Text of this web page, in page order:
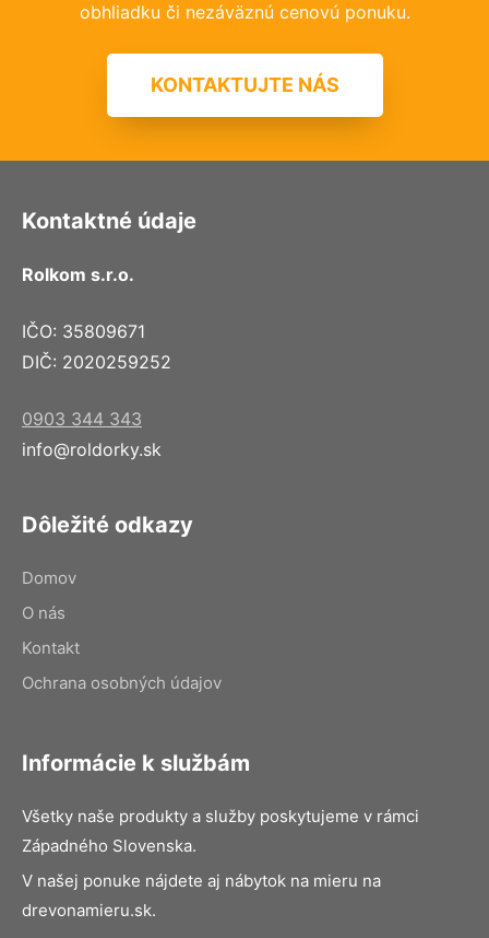
obhliadku či nezáväznú cenovú ponuku.
KONTAKTUJTE NÁS
Kontaktné údaje
Rolkom s.r.o.
IČO: 35809671
DIČ: 2020259252
0903 344 343
info@roldorky.sk
Dôležité odkazy
Domov
O nás
Kontakt
Ochrana osobných údajov
Informácie k službám
Všetky naše produkty a služby poskytujeme v rámci
Západného Slovenska.
V našej ponuke nájdete aj nábytok na mieru na
drevonamieru.sk.